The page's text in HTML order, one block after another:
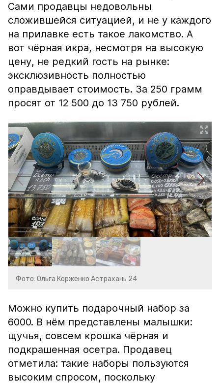
Сами продавцы недовольны
сложившейся ситуацией, и не у каждого
на прилавке есть такое лакомство. А
вот чёрная икра, несмотря на высокую
цену, не редкий гость на рынке:
эксклюзивность полностью
оправдывает стоимость. За 250 грамм
просят от 12 500 до 13 750 рублей.
Фото: Ольга Корженко Астрахань 24
Можно купить подарочный набор за
6000. В нём представлены малышки:
щучья, совсем крошка чёрная и
подкрашенная осетра. Продавец
отметила: такие наборы пользуются
высоким спросом, поскольку